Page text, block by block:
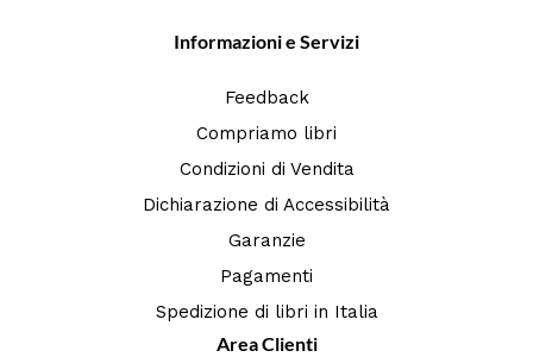
Informazioni e Servizi
Feedback
Compriamo libri
Condizioni di Vendita
Dichiarazione di Accessibilità
Garanzie
Pagamenti
Spedizione di libri in Italia
Area Clienti